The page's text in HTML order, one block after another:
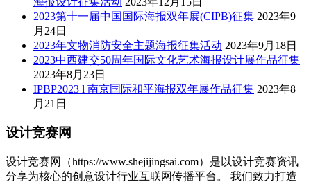
2023第十一届中国国际海报双年展(CIPB)征集 2023年9
月24日
2023年文物消防安全主题海报征集活动 2023年9月18日
2023中西建交50周年国际文化艺术海报设计展作品征集
2023年8月23日
IPBP2023 l 南京国际和平海报双年展作品征集 2023年8
月21日
设计竞赛网
设计竞赛网（https://www.shejijingsai.com）是以设计竞赛资讯
分享为核心的创意设计行业互联网传播平台。 我们致力打造